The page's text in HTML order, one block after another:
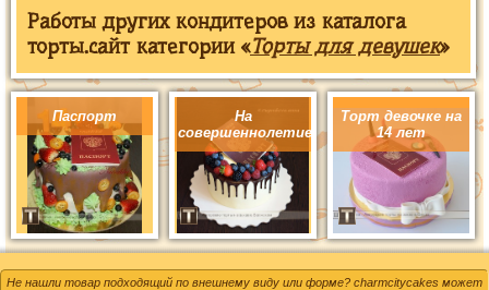
Работы других кондитеров из каталога
торты.сайт категории «Торты для девушек»
Паспорт
На
совершеннолетие
Торт девочке на
14 лет
Не нашли товар подходящий по внешнему виду или форме? charmcitycakes может